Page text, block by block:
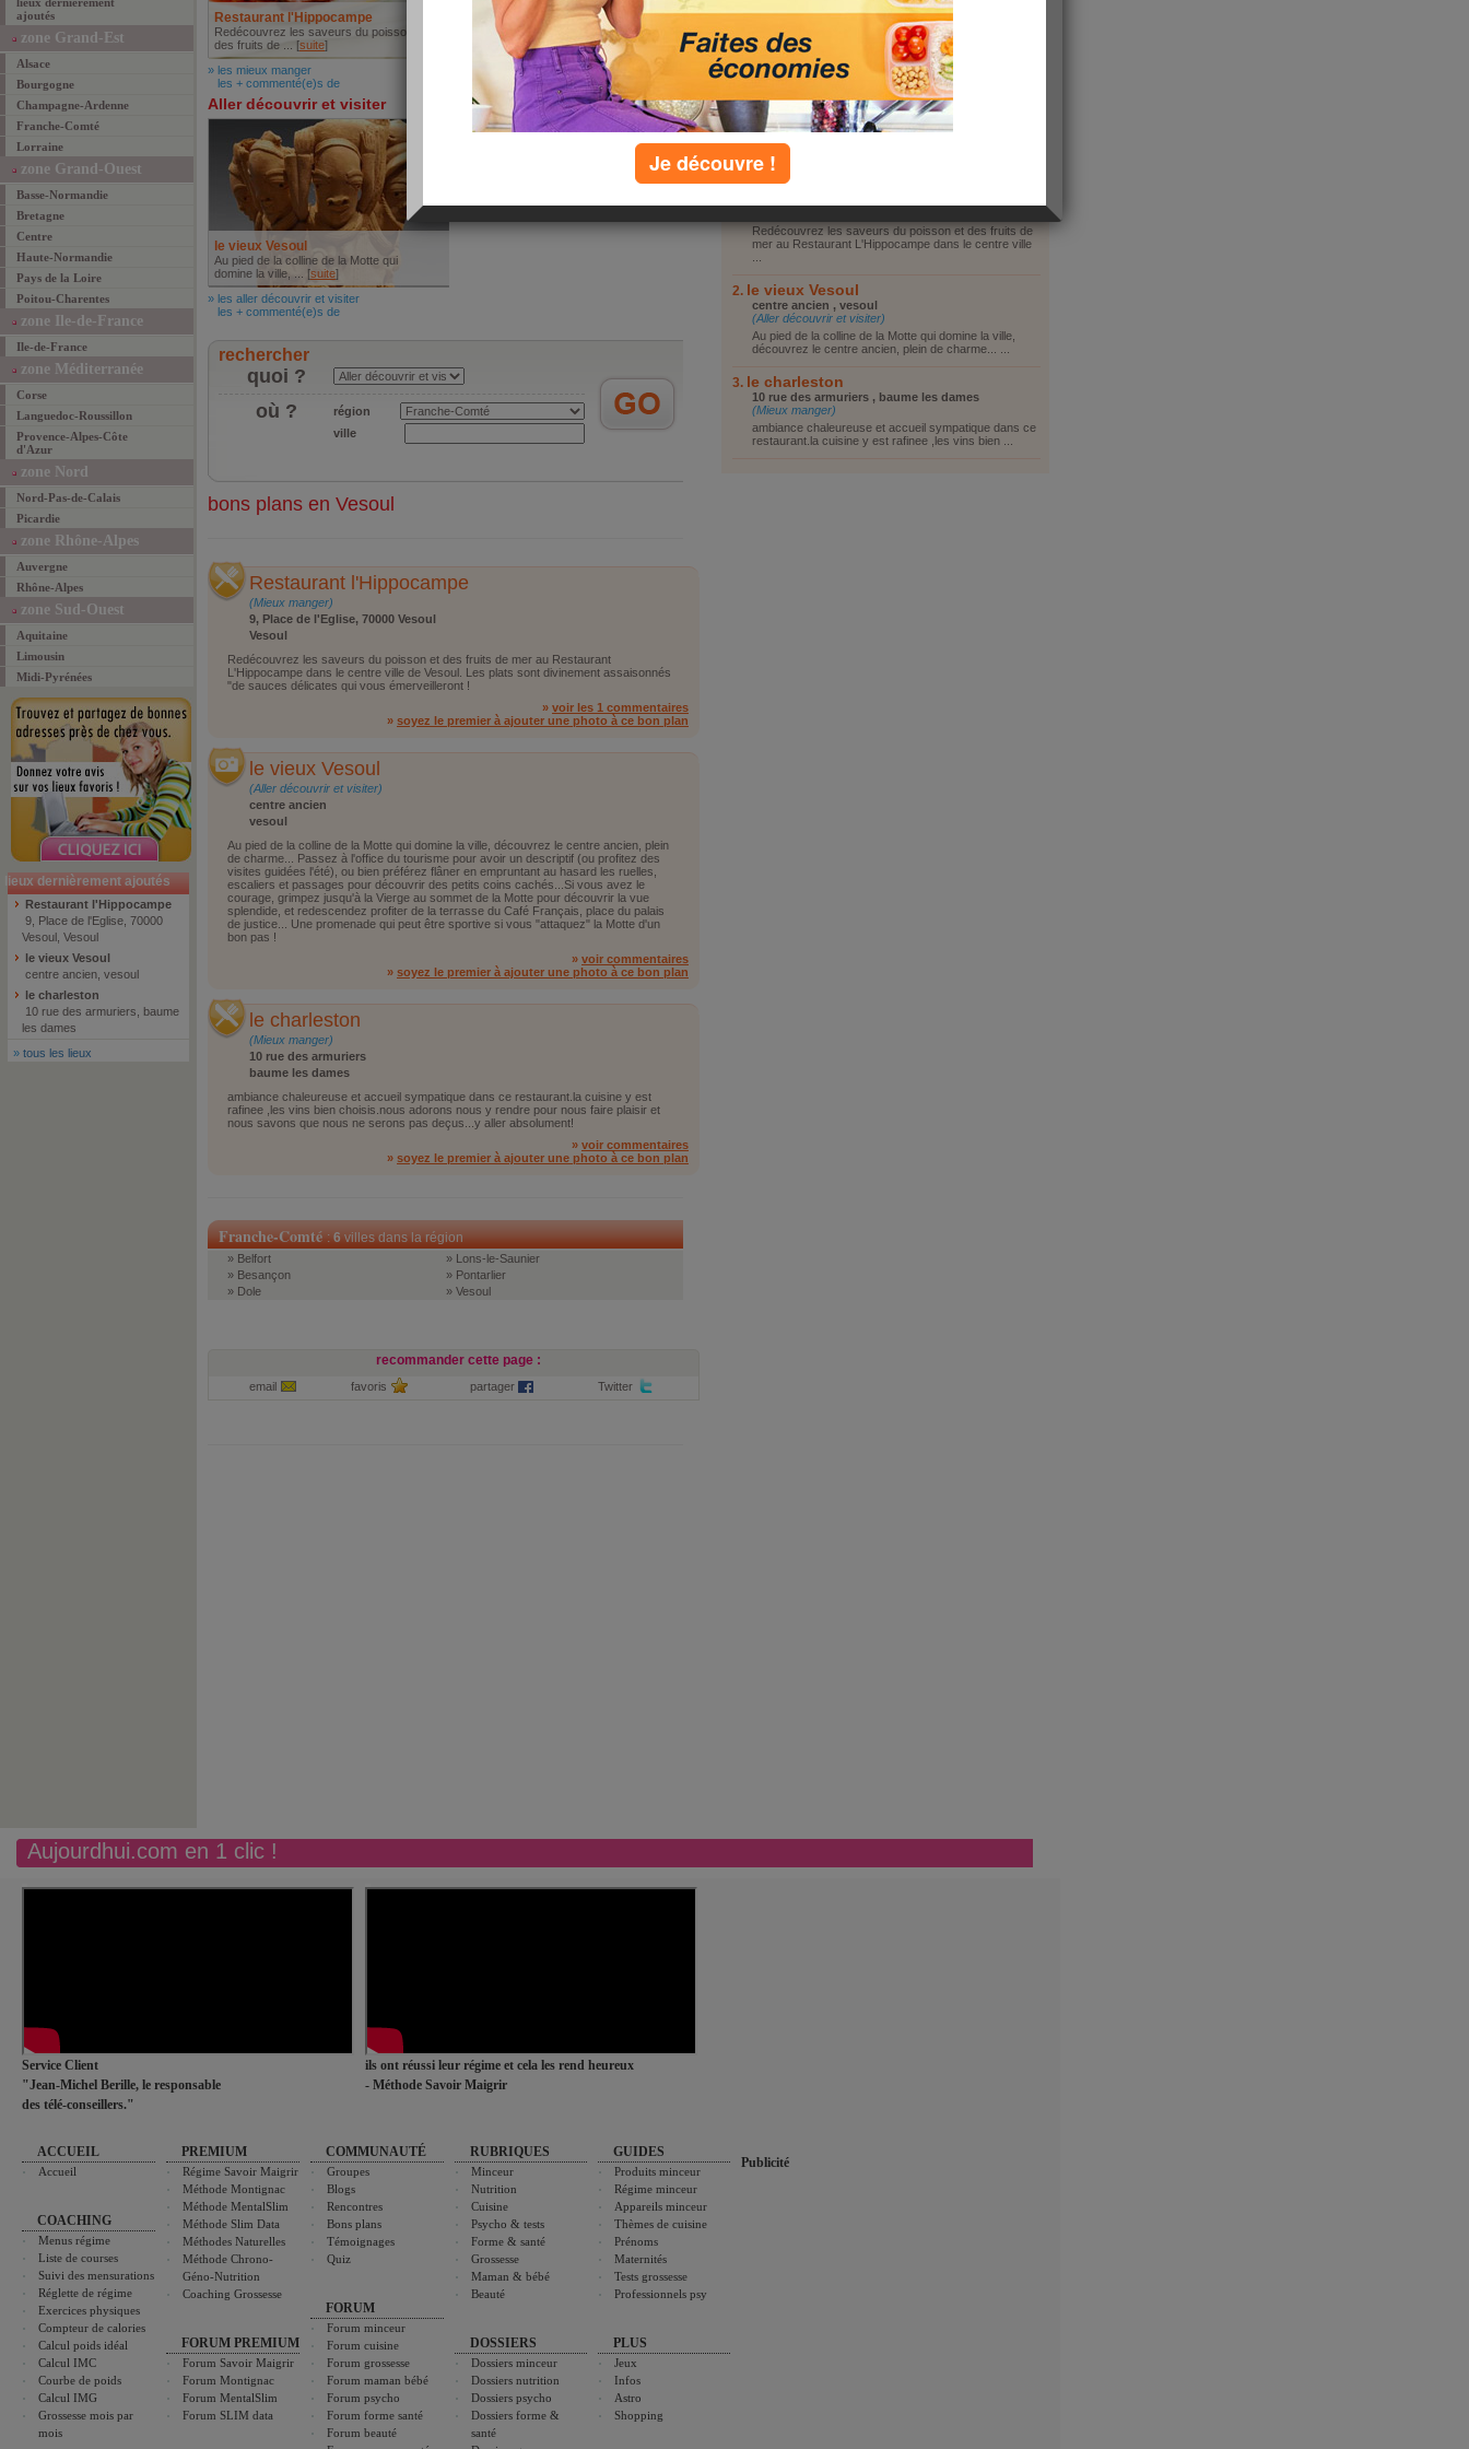
ajoutés
zone Grand-Est
Alsace
Bourgogne
Champagne-Ardenne
Franche-Comté
Lorraine
zone Grand-Ouest
Basse-Normandie
Bretagne
Centre
Haute-Normandie
Pays de la Loire
Poitou-Charentes
zone Ile-de-France
Ile-de-France
zone Méditerranée
Corse
Languedoc-Roussillon
Provence-Alpes-Côte
d'Azur
zone Nord
Nord-Pas-de-Calais
Picardie
zone Rhône-Alpes
Auvergne
Rhône-Alpes
zone Sud-Ouest
Aquitaine
Limousin
Midi-Pyrénées
lieux dernièrement ajoutés
Restaurant l'Hippocampe
9, Place de l'Eglise, 70000
Vesoul, Vesoul
le vieux Vesoul
centre ancien, vesoul
le charleston
10 rue des armuriers, baume
les dames
» tous les lieux
Restaurant l'Hippocampe
Redécouvrez les saveurs du poisson et
des fruits de ... [suite]
» les mieux manger
les + commenté(e)s de
Aller découvrir et visiter
le vieux Vesoul
Au pied de la colline de la Motte qui
domine la ville, ... [suite]
» les aller découvrir et visiter
les + commenté(e)s de
rechercher
quoi ?
où ?
région
ville
bons plans en Vesoul
Restaurant l'Hippocampe
(Mieux manger)
9, Place de l'Eglise, 70000 Vesoul
Vesoul
Redécouvrez les saveurs du poisson et des fruits de mer au Restaurant
L'Hippocampe dans le centre ville de Vesoul. Les plats sont divinement assaisonnés
"de sauces délicates qui vous émerveilleront !
» voir les 1 commentaires
» soyez le premier à ajouter une photo à ce bon plan
le vieux Vesoul
(Aller découvrir et visiter)
centre ancien
vesoul
Au pied de la colline de la Motte qui domine la ville, découvrez le centre ancien, plein
de charme... Passez à l'office du tourisme pour avoir un descriptif (ou profitez des
visites guidées l'été), ou bien préférez flâner en empruntant au hasard les ruelles,
escaliers et passages pour découvrir des petits coins cachés...Si vous avez le
courage, grimpez jusqu'à la Vierge au sommet de la Motte pour découvrir la vue
splendide, et redescendez profiter de la terrasse du Café Français, place du palais
de justice... Une promenade qui peut être sportive si vous "attaquez" la Motte d'un
bon pas !
» voir commentaires
» soyez le premier à ajouter une photo à ce bon plan
le charleston
(Mieux manger)
10 rue des armuriers
baume les dames
ambiance chaleureuse et accueil sympatique dans ce restaurant.la cuisine y est
rafinee ,les vins bien choisis.nous adorons nous y rendre pour nous faire plaisir et
nous savons que nous ne serons pas deçus...y aller absolument!
» voir commentaires
» soyez le premier à ajouter une photo à ce bon plan
Franche-Comté:6villes dans la région
» Belfort
» Besançon
» Dole
» Lons-le-Saunier
» Pontarlier
» Vesoul
recommander cette page :
email favoris partager Twitter
Visiter le coin
Faire du shopping
Autre
top lieux
Restaurant l'Hippocampe
Redécouvrez les saveurs du poisson et des fruits de
mer au Restaurant L'Hippocampe dans le centre ville
le vieux Vesoul
centre ancien , vesoul
(Aller découvrir et visiter)
Au pied de la colline de la Motte qui domine la ville,
découvrez le centre ancien, plein de charme... ...
le charleston
10 rue des armuriers , baume les dames
(Mieux manger)
ambiance chaleureuse et accueil sympatique dans ce
restaurant.la cuisine y est rafinee ,les vins bien ...
Aujourdhui.com en 1 clic !
Service Client
"Jean-Michel Berille, le responsable
des télé-conseillers."
ils ont réussi leur régime et cela les rend heureux
- Méthode Savoir Maigrir
ACCUEIL
Accueil
COACHING
Menus régime
Liste de courses
Suivi des mensurations
Réglette de régime
Exercices physiques
Compteur de calories
Calcul poids idéal
Calcul IMC
Courbe de poids
Calcul IMG
Grossesse mois par
mois
PREMIUM
Régime Savoir Maigrir
Méthode Montignac
Méthode MentalSlim
Méthode Slim Data
Méthodes Naturelles
Méthode Chrono-
Géno-Nutrition
Coaching Grossesse
FORUM PREMIUM
Forum Savoir Maigrir
Forum Montignac
Forum MentalSlim
Forum SLIM data
COMMUNAUTÉ
Groupes
Blogs
Rencontres
Bons plans
Témoignages
Quiz
FORUM
Forum minceur
Forum cuisine
Forum grossesse
Forum maman bébé
Forum psycho
Forum forme santé
Forum beauté
RUBRIQUES
Minceur
Nutrition
Cuisine
Psycho & tests
Forme & santé
Grossesse
Maman & bébé
Beauté
DOSSIERS
Dossiers minceur
Dossiers nutrition
Dossiers psycho
Dossiers forme &
santé
GUIDES
Produits minceur
Régime minceur
Appareils minceur
Thèmes de cuisine
Prénoms
Maternités
Tests grossesse
Professionnels psy
PLUS
Jeux
Infos
Astro
Shopping
Publicité
Je découvre !